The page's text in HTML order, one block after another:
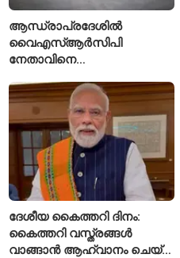
ആന്ധ്രാപ്രദേശിൽ
വൈഎസ്ആർസിപി
നേതാവിനെ
അന്വേഷണം ആരംഭിച്ച്
പൊലീസ്
ദേശീയ കൈത്തറി ദിനം:
കൈത്തറി വസ്ത്രങ്ങൾ
വാങ്ങാൻ ആഹ്വാനം ചെയ്ത്